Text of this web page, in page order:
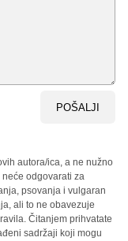
POŠALJI
autora/ica, a ne nužno
odgovarati za
psovanja i vulgaran
ali to ne obavezuje
Čitanjem prihvatate
sadržaji koji mogu